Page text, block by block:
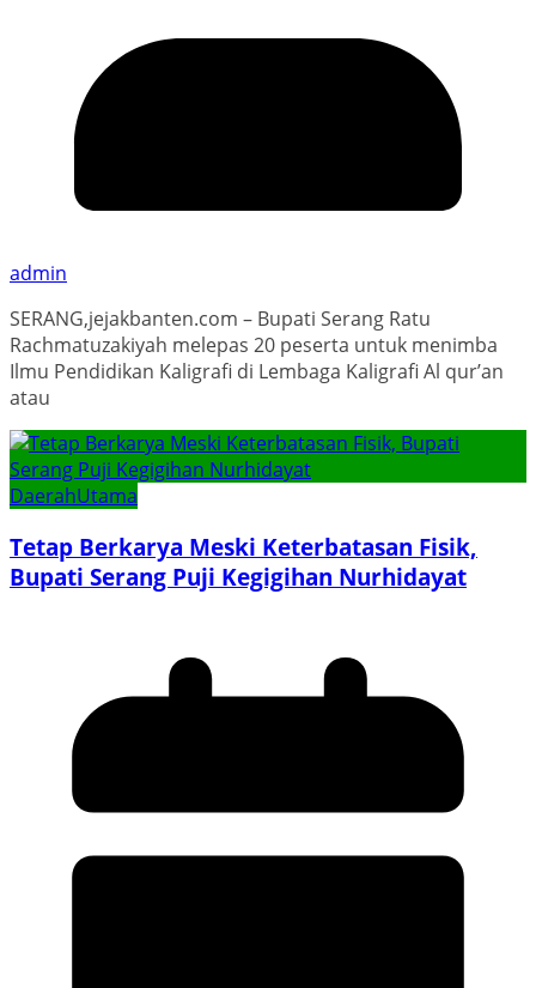
admin
SERANG,jejakbanten.com – Bupati Serang Ratu
Rachmatuzakiyah melepas 20 peserta untuk menimba
Ilmu Pendidikan Kaligrafi di Lembaga Kaligrafi Al qur’an
atau
DaerahUtama
Tetap Berkarya Meski Keterbatasan Fisik,
Bupati Serang Puji Kegigihan Nurhidayat